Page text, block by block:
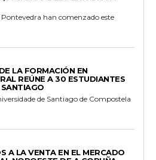
Pontevedra han comenzado este
LA FORMACIÓN EN
REÚNE A 30 ESTUDIANTES
de Santiago de Compostela
A LA VENTA EN EL MERCADO